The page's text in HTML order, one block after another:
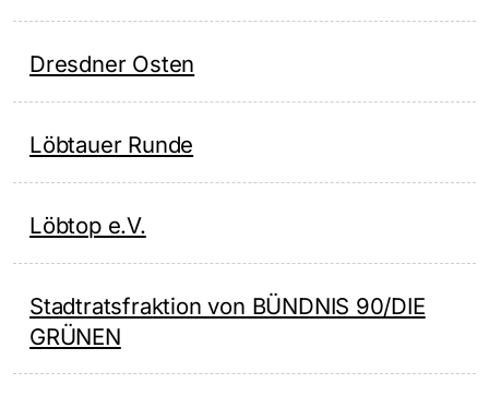
Dresdner Osten
Löbtauer Runde
Löbtop e.V.
Stadtratsfraktion von BÜNDNIS 90/DIE
GRÜNEN